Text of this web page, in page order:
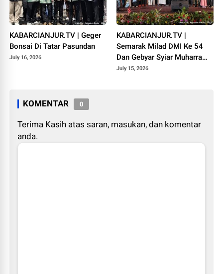
KABARCIANJUR.TV | Geger
Bonsai Di Tatar Pasundan
July 16, 2026
KABARCIANJUR.TV |
Semarak Milad DMI Ke 54
Dan Gebyar Syiar Muharram
1448 H
July 15, 2026
KOMENTAR 0
Terima Kasih atas saran, masukan, dan komentar
anda.